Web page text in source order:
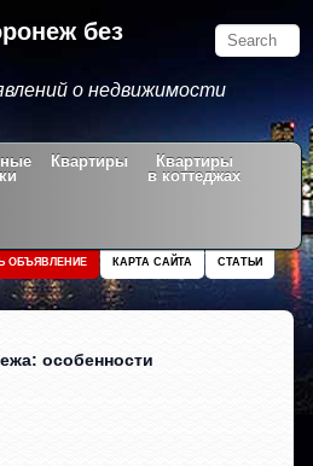
без
о недвижимости
Квартиры
Квартиры
в коттеджах
СТАТЬИ
КАРТА САЙТА
ОБЪЯВЛЕНИЕ
особенности